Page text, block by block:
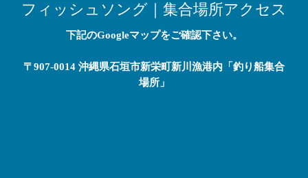
フィッシュソング｜集合場所アクセス
下記のGoogleマップをご確認下さい。
〒907-0014 沖縄県石垣市新栄町新川漁港内「釣り船集合
場所」